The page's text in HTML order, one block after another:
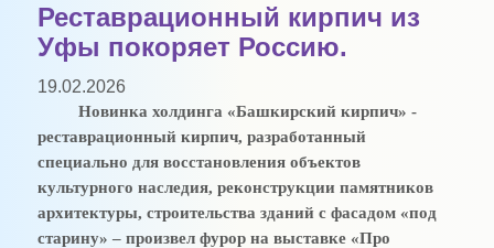
Реставрационный кирпич из
Уфы покоряет Россию.
19.02.2026
Новинка холдинга «Башкирский кирпич» -
реставрационный кирпич, разработанный
специально для восстановления объектов
культурного наследия, реконструкции памятников
архитектуры, строительства зданий с фасадом «под
старину» – произвел фурор на выставке «Про